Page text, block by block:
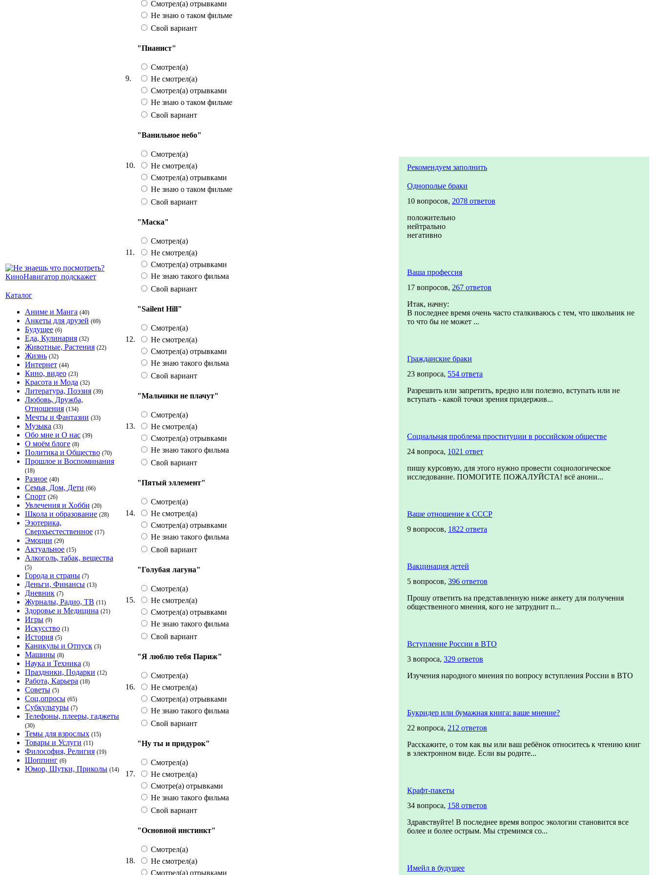
Каталог
Аниме и Манга (40)
Анкеты для друзей (69)
Будущее (6)
Еда, Кулинария (32)
Животные, Растения (22)
Жизнь (32)
Интернет (44)
Кино, видео (23)
Красота и Мода (32)
Литература, Поэзия (39)
Любовь, Дружба,
Отношения (134)
Мечты и Фантазии (33)
Музыка (33)
Обо мне и О нас (39)
О моём блоге (8)
Политика и Общество (70)
Прошлое и Воспоминания
(18)
Разное (40)
Семья, Дом, Дети (66)
Спорт (26)
Увлечения и Хобби (20)
Школа и образование (28)
Эзотерика,
Сверхъестественное (17)
Эмоции (29)
Актуальное (15)
Алкоголь, табак, вещества
(5)
Города и страны (7)
Деньги, Финансы (13)
Дневник (7)
Журналы, Радио, ТВ (11)
Здоровье и Медицина (21)
Игры (9)
Искусство (1)
История (5)
Каникулы и Отпуск (3)
Машины (8)
Наука и Техника (3)
Праздники, Подарки (12)
Работа, Карьера (18)
Советы (5)
Соц.опросы (65)
Субкультуры (7)
Телефоны, плееры, гаджеты
(30)
Темы для взрослых (15)
Товары и Услуги (11)
Философия, Религия (19)
Шоппинг (6)
Юмор, Шутки, Приколы (14)
Смотрел(а) отрывками
Не знаю о таком фильме
Свой вариант
9.
"Пианист"
Смотрел(а)
Не смотрел(а)
Смотрел(а) отрывками
Не знаю о таком фильме
Свой вариант
10.
"Ванильное небо"
Смотрел(а)
Не смотрел(а)
Смотрел(а) отрывками
Не знаю о таком фильме
Свой вариант
11.
"Маска"
Смотрел(а)
Не смотрел(а)
Смотрел(а) отрывками
Не знаю такого фильма
Свой вариант
12.
"Sailent Hill"
Смотрел(а)
Не смотрел(а)
Смотрел(а) отрывками
Не знаю такого фильма
Свой вариант
13.
"Мальчики не плачут"
Смотрел(а)
Не смотрел(а)
Смотрел(а) отрывками
Не знаю такого фильма
Свой вариант
14.
"Пятый эллемент"
Смотрел(а)
Не смотрел(а)
Смотрел(а) отрывками
Не знаю такого фильма
Свой вариант
15.
"Голубая лагуна"
Смотрел(а)
Не смотрел(а)
Смотрел(а) отрывками
Не знаю такого фильма
Свой вариант
16.
"Я люблю тебя Париж"
Смотрел(а)
Не смотрел(а)
Смотрел(а) отрывками
Не знаю такого фильма
Свой вариант
17.
"Ну ты и придурок"
Смотрел(а)
Не смотрел(а)
Смотре(а) отрывками
Не знаю такого фильма
Свой вариант
18.
"Основной инстинкт"
Смотрел(а)
Не смотрел(а)
Смотрел(а) отрывками
Рекомендуем заполнить
Однополые браки
10 вопросов, 2078 ответов
положительно
нейтрально
негативно
Ваша профессия
17 вопросов, 267 ответов
Итак, начну:
В последнее время очень часто сталкиваюсь с тем, что школьник не
то что бы не может ...
Гражданские браки
23 вопроса, 554 ответа
Разрешить или запретить, вредно или полезно, вступать или не
вступать - какой точки зрения придержив...
Социальная проблема проституции в российском обществе
24 вопроса, 1021 ответ
пишу курсовую, для этого нужно провести социологическое
исследование. ПОМОГИТЕ ПОЖАЛУЙСТА! всё анони...
Ваше отношение к СССР
9 вопросов, 1822 ответа
Вакцинация детей
5 вопросов, 396 ответов
Прошу ответить на представленную ниже анкету для получения
общественного мнения, кого не затруднит п...
Вступление России в ВТО
3 вопроса, 329 ответов
Изучения народного мнения по вопросу вступления России в ВТО
Букридер или бумажная книга: ваше мнение?
22 вопроса, 212 ответов
Расскажите, о том как вы или ваш ребёнок относитесь к чтению книг
в электронном виде. Если вы родите...
Крафт-пакеты
34 вопроса, 158 ответов
Здравствуйте! В последнее время вопрос экологии становится все
более и более острым. Мы стремимся со...
Имейл в будущее